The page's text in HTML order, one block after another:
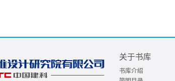
关于书库
书库介绍